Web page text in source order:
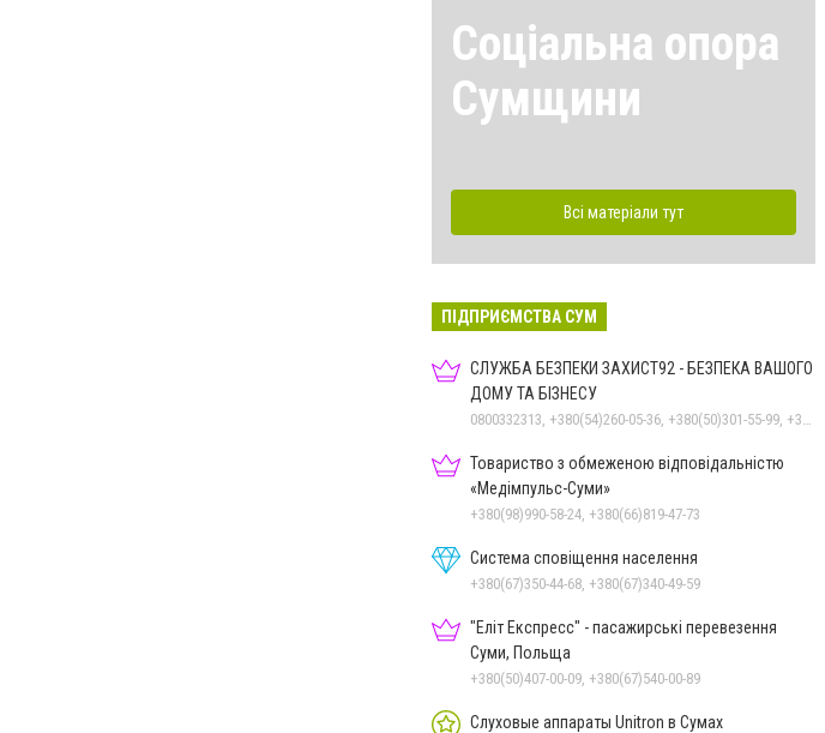
Соціальна опора
Сумщини
Всі матеріали тут
ПІДПРИЄМСТВА СУМ
СЛУЖБА БЕЗПЕКИ ЗАХИСТ92 - БЕЗПЕКА ВАШОГО
ДОМУ ТА БІЗНЕСУ
Товариство з обмеженою відповідальністю
«Медімпульс-Суми»
+380(98)990-58-24, +380(66)819-47-73
Система сповіщення населення
+380(67)350-44-68, +380(67)340-49-59
"Еліт Експресс" - пасажирські перевезення
Суми, Польща
+380(50)407-00-09, +380(67)540-00-89
Слуховые аппараты Unitron в Сумах